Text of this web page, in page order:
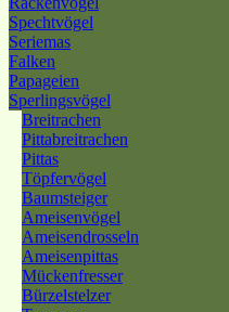
Spechtvögel
Seriemas
Falken
Papageien
Sperlingsvögel
Breitrachen
Pittabreitrachen
Pittas
Töpfervögel
Baumsteiger
Ameisenvögel
Ameisendrosseln
Ameisenpittas
Mückenfresser
Bürzelstelzer